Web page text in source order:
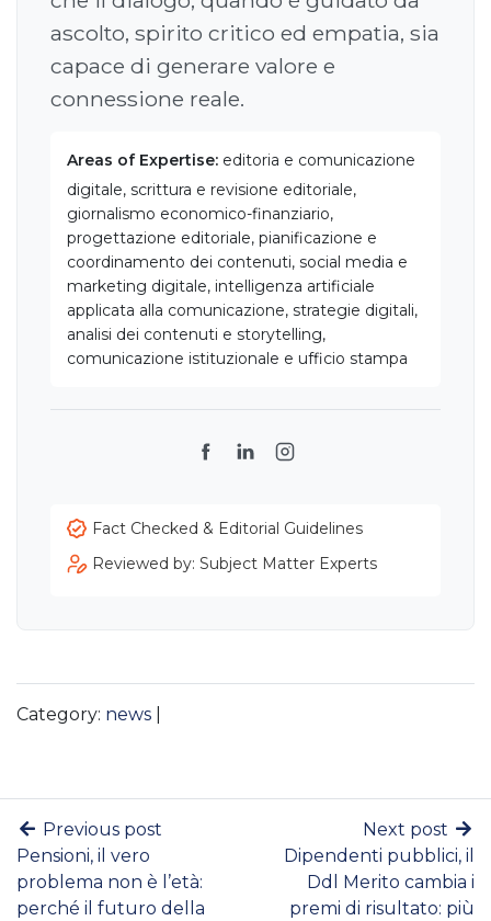
ascolto, spirito critico ed empatia, sia
capace di generare valore e
connessione reale.
Areas of Expertise: editoria e comunicazione
digitale, scrittura e revisione editoriale,
giornalismo economico-finanziario,
progettazione editoriale, pianificazione e
coordinamento dei contenuti, social media e
marketing digitale, intelligenza artificiale
applicata alla comunicazione, strategie digitali,
analisi dei contenuti e storytelling,
comunicazione istituzionale e ufficio stampa
Facebook
LinkedInInstagram
Fact Checked & Editorial Guidelines
Reviewed by: Subject Matter Experts
Category: news
Previous post
Pensioni, il vero
problema non è l’età:
perché il futuro della
Next post
Dipendenti pubblici, il
Ddl Merito cambia i
premi di risultato: più